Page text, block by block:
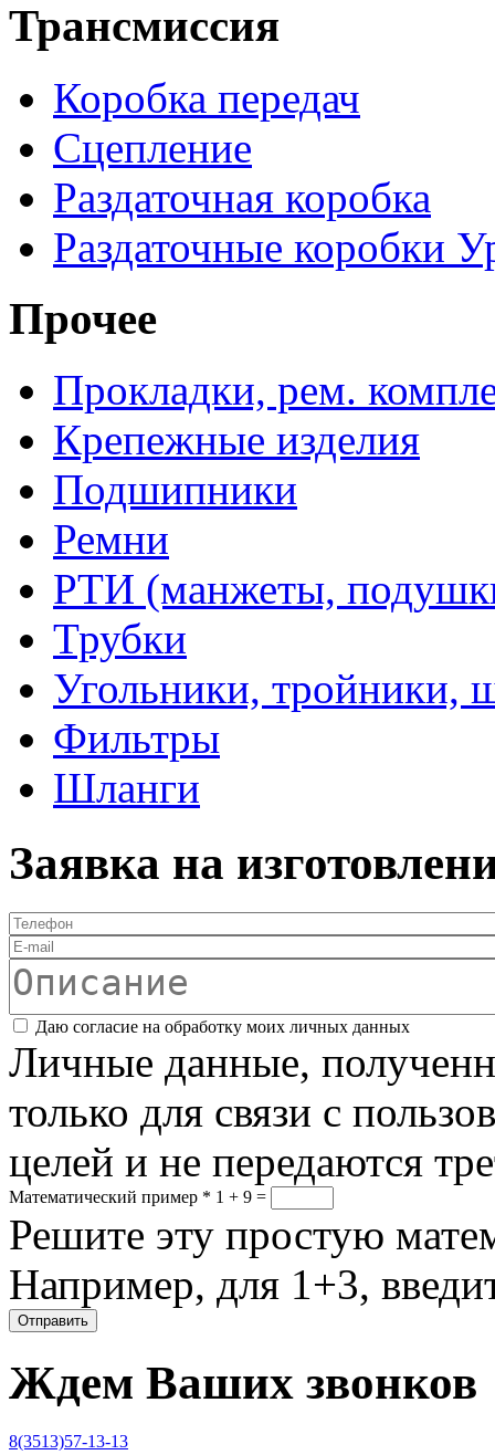
Трансмиссия
Коробка передач
Сцепление
Раздаточная коробка
Раздаточные коробки
Прочее
Прокладки, рем.
Крепежные изделия
Подшипники
Ремни
РТИ (манжеты,
Трубки
Угольники, тройники,
Фильтры
Шланги
Заявка на
Телефон
E-mail
Описание
Соглашение*
Даю согласие на обработку моих личных данных
Личные данные,
только для связи с
целей и не передаются
Математический пример * 1 + 9 =
Решите эту простую
Например, для 1+3,
Ждем Ваших звонков
8(3513)57-13-13